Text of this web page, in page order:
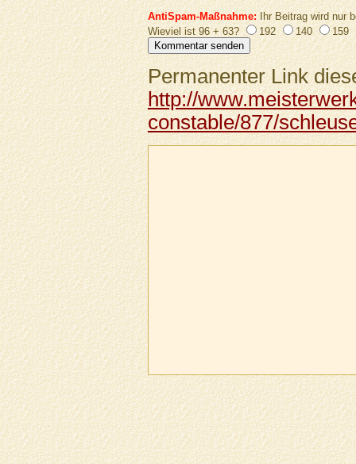
AntiSpam-Maßnahme:Ihr Beitrag wird nur
Wieviel ist 96 + 63?
192 140 159
Permanenter Link
http://
constable/877/